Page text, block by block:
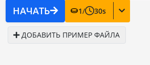
НАЧАТЬ 1/ 30s
ДОБАВИТЬ ПРИМЕР ФАЙЛА